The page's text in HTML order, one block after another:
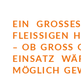
EIN
LEISSIGEN
OB GROSS
SATZ WÄRE
LICH